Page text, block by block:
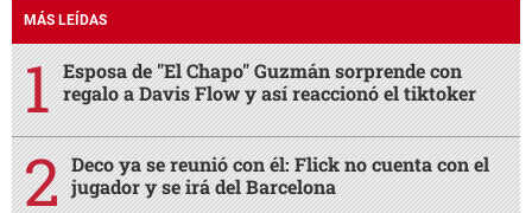
MÁS LEÍDAS
Esposa de "El Chapo" Guzmán sorprende con
regalo a Davis Flow y así reaccionó el tiktoker
Deco ya se reunió con él: Flick no cuenta con el
jugador y se irá del Barcelona